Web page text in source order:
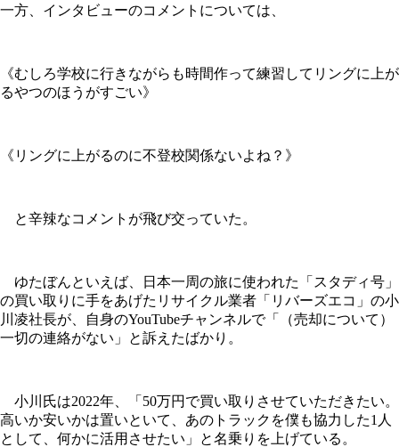
一方、インタビューのコメントについては、
《むしろ学校に行きながらも時間作って練習してリングに上が
るやつのほうがすごい》
《リングに上がるのに不登校関係ないよね？》
と辛辣なコメントが飛び交っていた。
ゆたぼんといえば、日本一周の旅に使われた「スタディ号」
の買い取りに手をあげたリサイクル業者「リバーズエコ」の小
川凌社長が、自身のYouTubeチャンネルで「（売却について）
一切の連絡がない」と訴えたばかり。
小川氏は2022年、「50万円で買い取りさせていただきたい。
高いか安いかは置いといて、あのトラックを僕も協力した1人
として、何かに活用させたい」と名乗りを上げている。